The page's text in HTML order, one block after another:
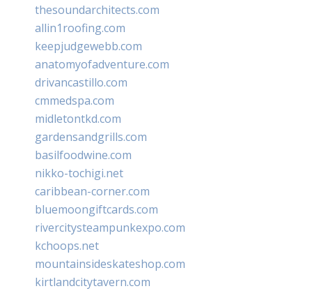
thesoundarchitects.com
allin1roofing.com
keepjudgewebb.com
anatomyofadventure.com
drivancastillo.com
cmmedspa.com
midletontkd.com
gardensandgrills.com
basilfoodwine.com
nikko-tochigi.net
caribbean-corner.com
bluemoongiftcards.com
rivercitysteampunkexpo.com
kchoops.net
mountainsideskateshop.com
kirtlandcitytavern.com